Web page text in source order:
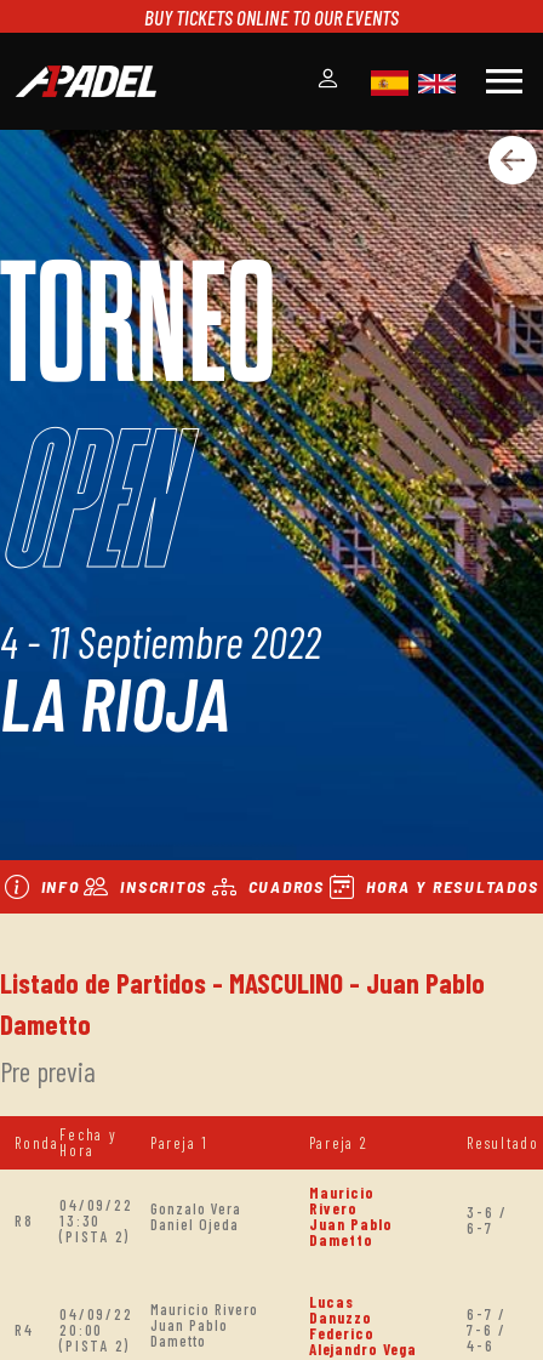
BUY TICKETS ONLINE TO OUR EVENTS
menu
A1PADEL
RANKING
CALENDARIO
TORNEOS
NOTICIAS
MULTIMEDIA
SCOREBOARD
STREAMING
TORNEO
Open
4 - 11 Septiembre 2022
LA RIOJA
INFO INSCRITOS CUADROS HORA Y RESULTADOS
Listado de Partidos - MASCULINO - Juan Pablo
Dametto
Pre previa
Ronda Fecha y
Hora
Pareja 1 Pareja 2 Resultado
R8
04/09/22
13:30
(PISTA 2)
Gonzalo Vera
Daniel Ojeda
Mauricio
Rivero
Juan Pablo
Dametto
3-6 /
6-7
R4
04/09/22
20:00
(PISTA 2)
Mauricio Rivero
Juan Pablo
Dametto
Lucas
Danuzzo
Federico
Alejandro Vega
6-7 /
7-6 /
4-6